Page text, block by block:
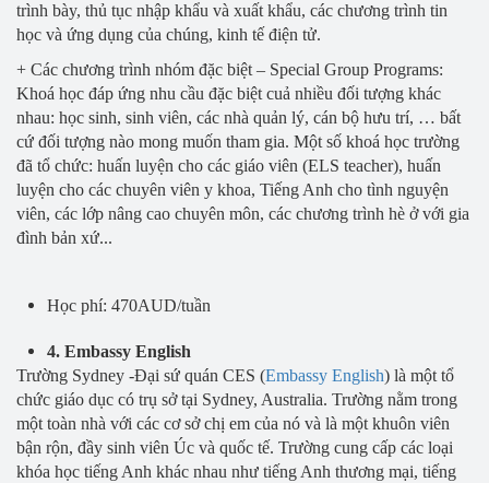
trình bày, thủ tục nhập khẩu và xuất khẩu, các chương trình tin
học và ứng dụng của chúng, kinh tế điện tử.
+ Các chương trình nhóm đặc biệt – Special Group Programs:
Khoá học đáp ứng nhu cầu đặc biệt cuả nhiều đối tượng khác
nhau: học sinh, sinh viên, các nhà quản lý, cán bộ hưu trí, … bất
cứ đối tượng nào mong muốn tham gia. Một số khoá học trường
đã tổ chức: huấn luyện cho các giáo viên (ELS teacher), huấn
luyện cho các chuyên viên y khoa, Tiếng Anh cho tình nguyện
viên, các lớp nâng cao chuyên môn, các chương trình hè ở với gia
đình bản xứ...
Học phí: 470AUD/tuần
4. Embassy English
Trường Sydney -Đại sứ quán CES (Embassy English) là một tổ
chức giáo dục có trụ sở tại Sydney, Australia. Trường nằm trong
một toàn nhà với các cơ sở chị em của nó và là một khuôn viên
bận rộn, đầy sinh viên Úc và quốc tế. Trường cung cấp các loại
khóa học tiếng Anh khác nhau như tiếng Anh thương mại, tiếng